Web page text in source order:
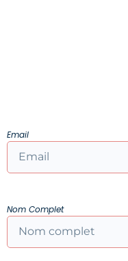
Email
Nom Complet